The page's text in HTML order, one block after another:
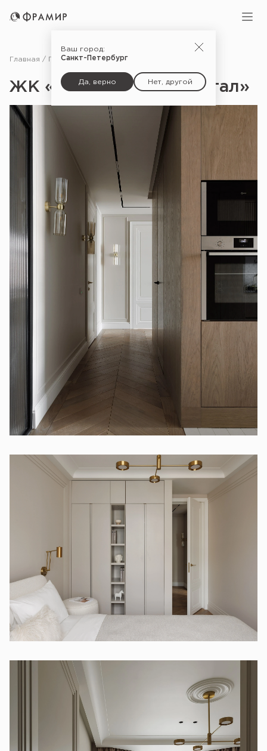
Ваш город:
Санкт-Петербург
Да, верно Нет, другой
Главная Портфолио
ЖК «Приморский квартал»